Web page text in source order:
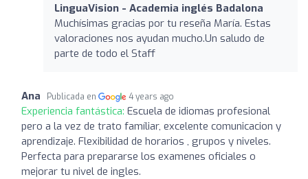
LinguaVision - Academia inglés Badalona
Muchísimas gracias por tu reseña María. Estas
valoraciones nos ayudan mucho.Un saludo de
parte de todo el Staff
Ana Publicada en 4 years ago
Experiencia fantástica: Escuela de idiomas profesional
pero a la vez de trato famíliar, excelente comunicacion y
aprendizaje. Flexibilidad de horarios , grupos y niveles.
Perfecta para prepararse los examenes oficiales o
mejorar tu nivel de ingles.